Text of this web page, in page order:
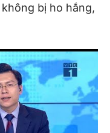
bị ho hắng,